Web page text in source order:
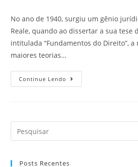
No ano de 1940, surgiu um gênio
Reale, quando ao dissertar a sua tese
intitulada “Fundamentos do Direito”, a
maiores teorias…
Continue Lendo
Posts Recentes